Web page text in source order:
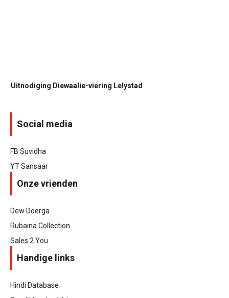
Uitnodiging Diewaalie-viering Lelystad
Social media
FB Suvidha
YT Sansaar
Onze vrienden
Dew Doerga
Rubaina Collection
Sales 2 You
Handige links
Hindi Database